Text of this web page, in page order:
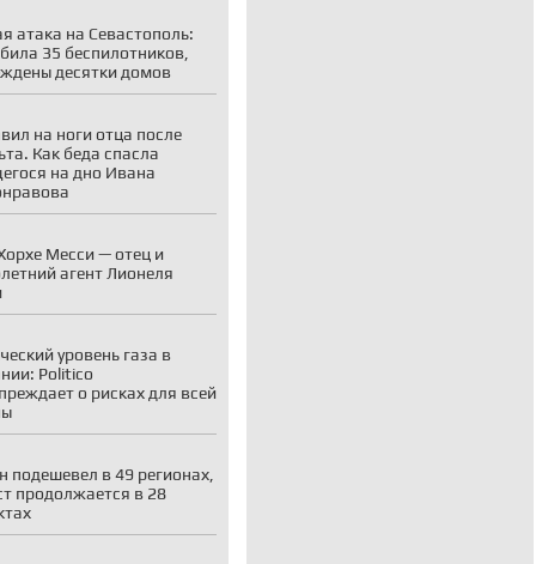
атака на Севастополь:
35 беспилотников,
десятки домов
на ноги отца после
Как беда спасла
на дно Ивана
Месси — отец и
агент Лионеля
уровень газа в
Politico
о рисках для всей
подешевел в 49 регионах,
продолжается в 28